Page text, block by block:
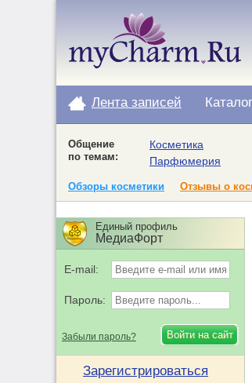
Лента записей
Общение
по темам:
Косметика
Парфюмерия
Обзоры косметики Отзывы о
Единый профиль
МедиаФорт
E-mail:
Пароль:
Забыли пароль?
Зарегистрироваться